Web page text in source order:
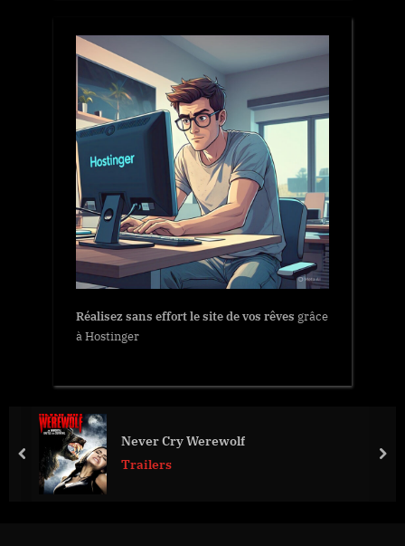
Réalisez sans effort le site de vos rêves grâce
à Hostinger
Never Cry Werewolf
Trailers
prev